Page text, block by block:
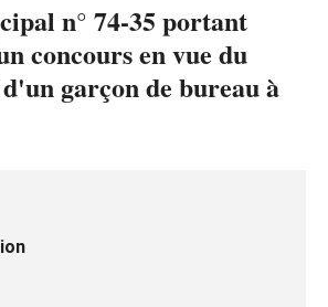
n° 74-35 portant
concours en vue du
garçon de bureau à